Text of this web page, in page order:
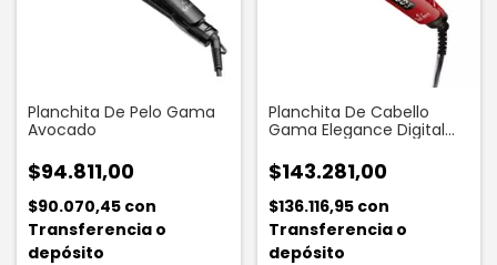
Planchita De Pelo Gama
Avocado
$94.811,00
$90.070,45 con
Transferencia o
depósito
Planchita De Cabello
Gama Elegance Digital
$143.281,00
$136.116,95 con
Transferencia o
depósito